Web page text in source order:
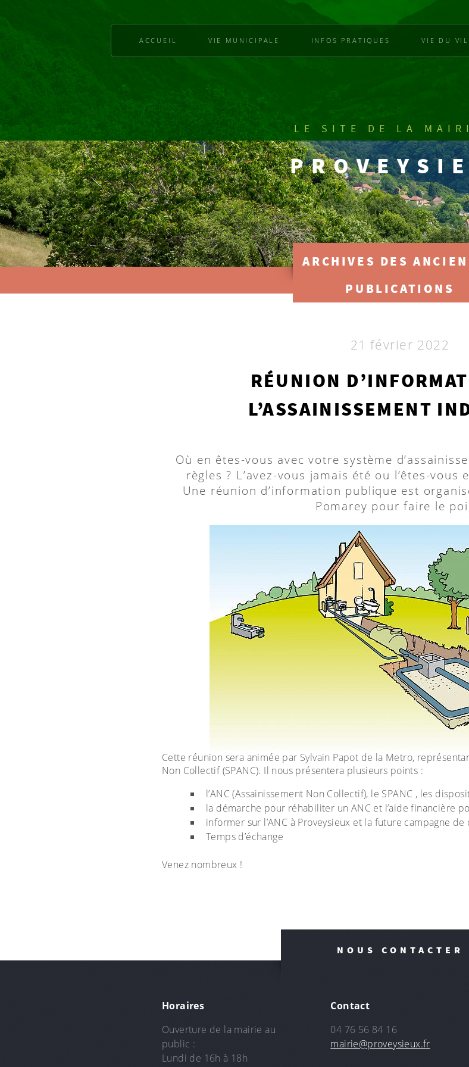
LE SITE DE LA
ACCUEIL VIE MUNICIPALE INFOS PRATIQUES VIE DU
ARCHIVES DES
PUBLICATIONS
21 février 2022
RÉUNION
L’ASSAINISSEMENT
Où en êtes-vous avec votre système
règles ? L’avez-vous jamais été ou l’êtes-vous
Une réunion d’information publique est
Pomarey pour faire le
Cette réunion sera animée par Sylvain Papot de la Metro,
Non Collectif (SPANC). Il nous présentera plusieurs points :
l’ANC (Assainissement Non Collectif), le SPANC , les
la démarche pour réhabiliter un ANC et l’aide financière
informer sur l’ANC à Proveysieux et la future campagne
Temps d’échange
Venez nombreux !
NOUS CONTACTER
Horaires
Ouverture de la mairie au
public :
Lundi de 16h à 18h
Contact
04 76 56 84 16
mairie@proveysieux.fr